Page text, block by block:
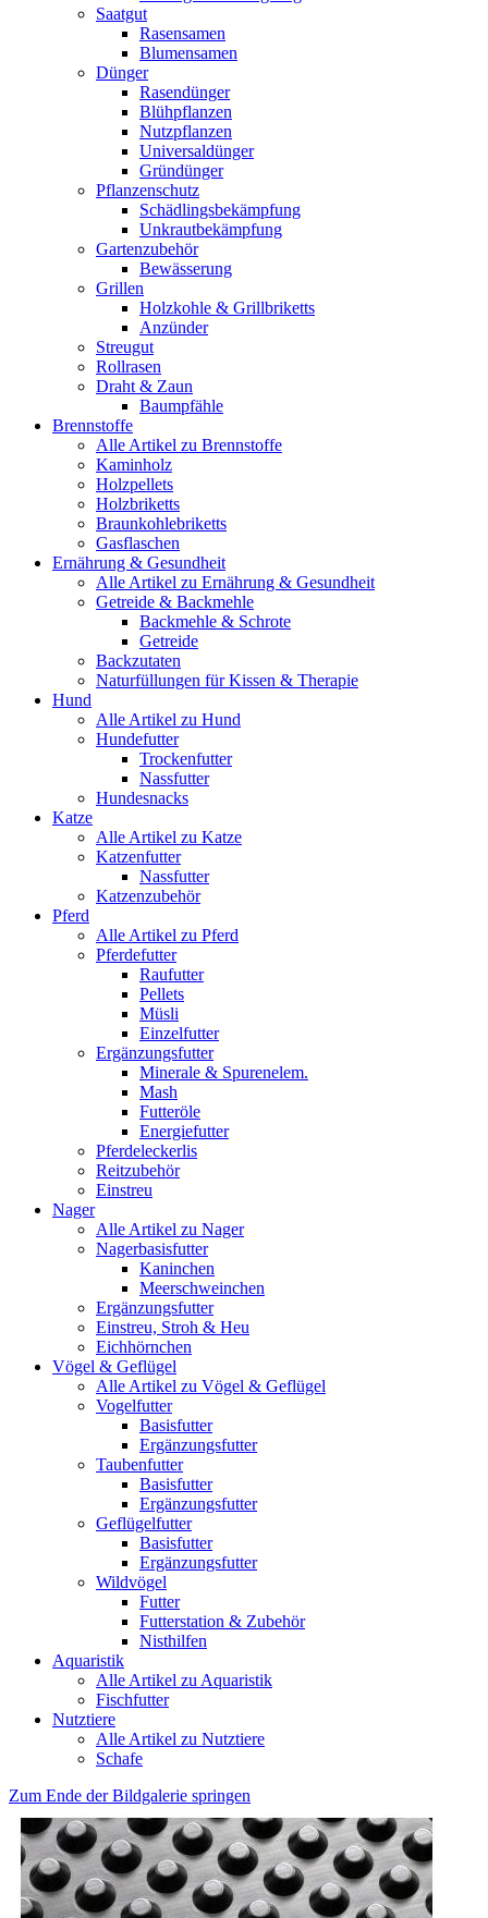
Saatgut
Rasensamen
Blumensamen
Dünger
Rasendünger
Blühpflanzen
Nutzpflanzen
Universaldünger
Gründünger
Pflanzenschutz
Schädlingsbekämpfung
Unkrautbekämpfung
Gartenzubehör
Bewässerung
Grillen
Holzkohle & Grillbriketts
Anzünder
Streugut
Rollrasen
Draht & Zaun
Baumpfähle
Brennstoffe
Alle Artikel zu Brennstoffe
Kaminholz
Holzpellets
Holzbriketts
Braunkohlebriketts
Gasflaschen
Ernährung & Gesundheit
Alle Artikel zu Ernährung & Gesundheit
Getreide & Backmehle
Backmehle & Schrote
Getreide
Backzutaten
Naturfüllungen für Kissen & Therapie
Hund
Alle Artikel zu Hund
Hundefutter
Trockenfutter
Nassfutter
Hundesnacks
Katze
Alle Artikel zu Katze
Katzenfutter
Nassfutter
Katzenzubehör
Pferd
Alle Artikel zu Pferd
Pferdefutter
Raufutter
Pellets
Müsli
Einzelfutter
Ergänzungsfutter
Minerale & Spurenelem.
Mash
Futteröle
Energiefutter
Pferdeleckerlis
Reitzubehör
Einstreu
Nager
Alle Artikel zu Nager
Nagerbasisfutter
Kaninchen
Meerschweinchen
Ergänzungsfutter
Einstreu, Stroh & Heu
Eichhörnchen
Vögel & Geflügel
Alle Artikel zu Vögel & Geflügel
Vogelfutter
Basisfutter
Ergänzungsfutter
Taubenfutter
Basisfutter
Ergänzungsfutter
Geflügelfutter
Basisfutter
Ergänzungsfutter
Wildvögel
Futter
Futterstation & Zubehör
Nisthilfen
Aquaristik
Alle Artikel zu Aquaristik
Fischfutter
Nutztiere
Alle Artikel zu Nutztiere
Schafe
Zum Ende der Bildgalerie springen